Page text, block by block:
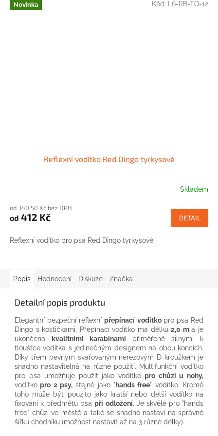
Novinka
Reflexní vodítko Red Dingo tyrkysové
Skladem
od 340,50 Kč bez DPH
od 412 Kč DETAIL
Reflexní vodítko pro psa Red Dingo tyrkysové.
Kód: L6-RB-TQ-12
Popis Hodnocení Diskuze Značka
Detailní popis produktu
Elegantní bezpeční reflexnípřepínací vodítko pro psa Red
Dingo s kostičkami. Přepínací vodítko má délku2,0 ma je
ukončena
kvalitními karabinami přiměřeně silnými k
tloušťce vodítka s jedinečným designem na obou koncích.
Díky třem pevným svařovaným nerezovým D-kroužkem je
snadno nastavitelná na různé použití. Multifunkční vodítko
pro psa umožňuje použít jako vodítkopro chůzi u nohy,
vodítko pro 2 psy, stejně jako "hands free" vodítko. Kromě
toho může být použito jako kratší nebo delší vodítko na
fixování k předmětu psapři odložení. Je skvělé pro "hands
free" chůzi ve městě a také se snadno nastaví na správné
šířku chodníku (možnost nastavit až na 3 různé délky)..